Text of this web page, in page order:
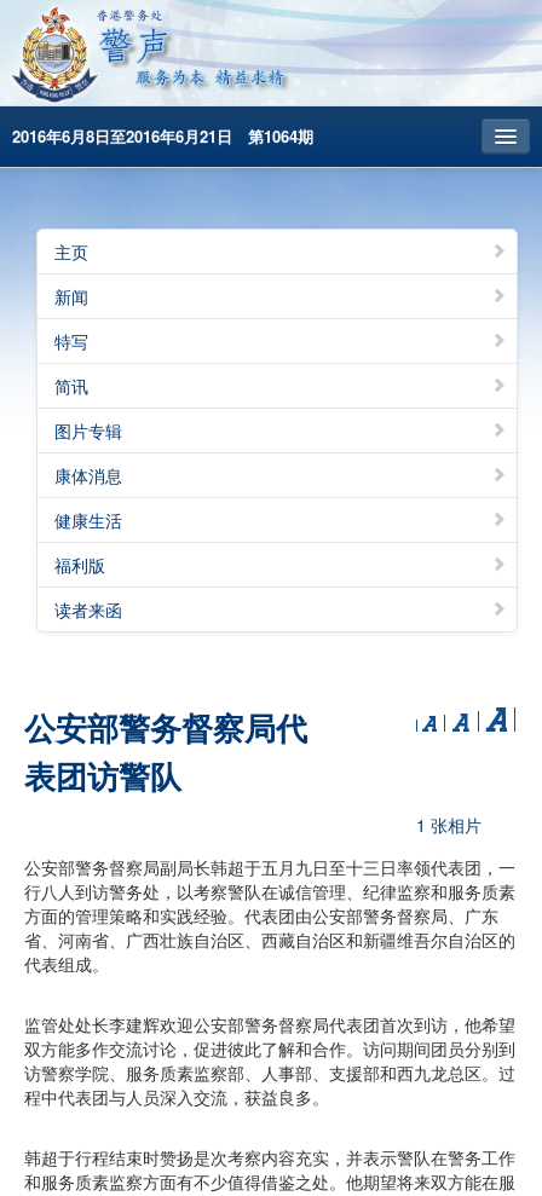
2016年6月8日至2016年6月21日 第1064期
昔日警声
警务处主页
繁體版
English
主页
新闻
特写
简讯
图片专辑
康体消息
健康生活
福利版
读者来函
公安部警务督察局代
表团访警队
1 张相片
公安部警务督察局副局长韩超于五月九日至十三日率领代表团，一
行八人到访警务处，以考察警队在诚信管理、纪律监察和服务质素
方面的管理策略和实践经验。代表团由公安部警务督察局、广东
省、河南省、广西壮族自治区、西藏自治区和新疆维吾尔自治区的
代表组成。
监管处处长李建辉欢迎公安部警务督察局代表团首次到访，他希望
双方能多作交流讨论，促进彼此了解和合作。访问期间团员分别到
访警察学院、服务质素监察部、人事部、支援部和西九龙总区。过
程中代表团与人员深入交流，获益良多。
韩超于行程结束时赞扬是次考察内容充实，并表示警队在警务工作
和服务质素监察方面有不少值得借鉴之处。他期望将来双方能在服